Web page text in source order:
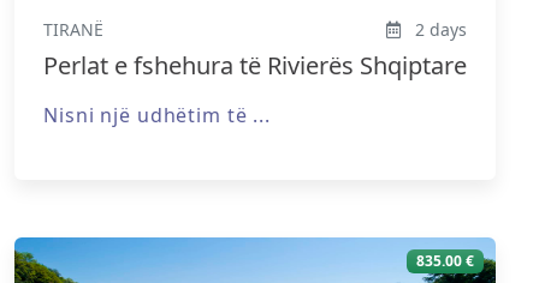
TIRANË 2 days
Perlat e fshehura të Rivierës Shqiptare
Nisni një udhëtim të ...
835.00 €